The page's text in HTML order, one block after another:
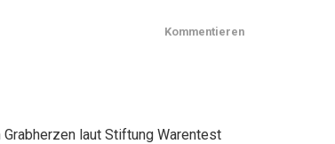
Kommentieren
laut Stiftung Warentest